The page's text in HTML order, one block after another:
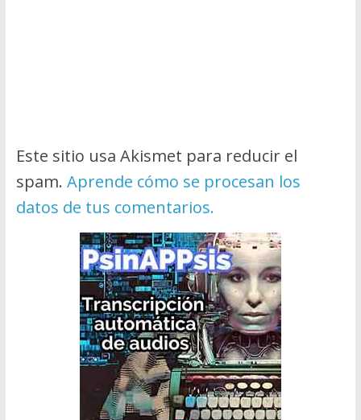
Este sitio usa Akismet para reducir el
spam. Aprende cómo se procesan los
datos de tus comentarios.